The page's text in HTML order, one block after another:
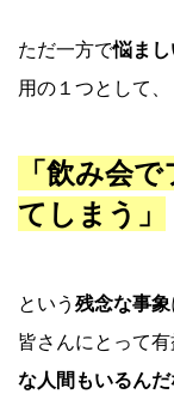
ただ一方で悩まし
用の１つとして、
「飲み会
てしまう」
という 残念な事象
皆さんにとって
な人間もいるん